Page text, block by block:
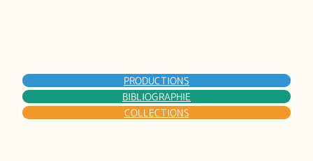
PRODUCTIONS
BIBLIOGRAPHIE
COLLECTIONS